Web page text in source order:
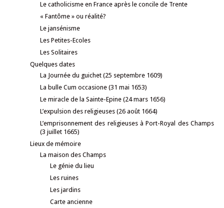
Le catholicisme en France après le concile de Trente
« Fantôme » ou réalité?
Le jansénisme
Les Petites-Ecoles
Les Solitaires
Quelques dates
La Journée du guichet (25 septembre 1609)
La bulle Cum occasione (31 mai 1653)
Le miracle de la Sainte-Epine (24 mars 1656)
L’expulsion des religieuses (26 août 1664)
L’emprisonnement des religieuses à Port-Royal des Champs
(3 juillet 1665)
Lieux de mémoire
La maison des Champs
Le génie du lieu
Les ruines
Les jardins
Carte ancienne